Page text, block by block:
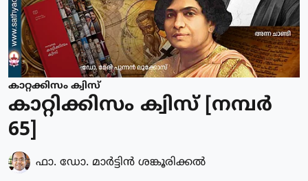
കാറ്റക്കിസം ക്വിസ്
കാറ്റിക്കിസം ക്വിസ് [നമ്പര്‍
65]
ഫാ. ഡോ. മാര്‍ട്ടിന്‍ ശങ്കൂരിക്കല്‍